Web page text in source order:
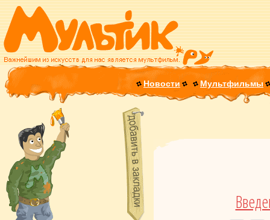
Новости Мультфильмы